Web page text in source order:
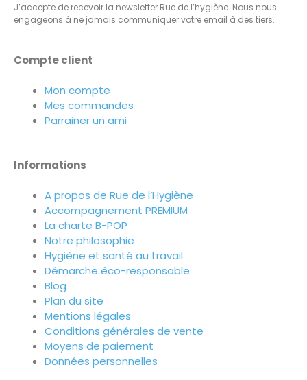
J’accepte de recevoir la newsletter Rue de l’hygiène. Nous nous
engageons à ne jamais communiquer votre email à des tiers.
Compte client
Mon compte
Mes commandes
Parrainer un ami
Informations
A propos de Rue de l’Hygiène
Accompagnement PREMIUM
La charte B-POP
Notre philosophie
Hygiène et santé au travail
Démarche éco-responsable
Blog
Plan du site
Mentions légales
Conditions générales de vente
Moyens de paiement
Données personnelles